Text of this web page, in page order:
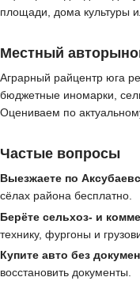
площади, дома культуры
Местный
Аграрный райцентр юга
бюджетные иномарки,
Оцениваем по
Частые вопросы
Выезжаете по
сёлах района бесплатно.
Берёте сельхоз- и
технику, фургоны и
Купите авто без
восстановить документы.